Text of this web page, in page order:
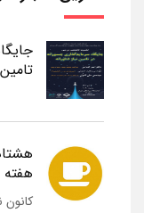
تامین
هفته اول
کانون